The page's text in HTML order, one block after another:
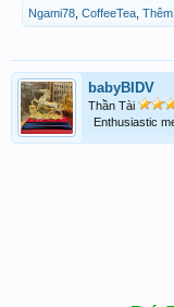
Ngami78 CoffeeTea
babyBIDV
Thần Tài
Enthusiastic